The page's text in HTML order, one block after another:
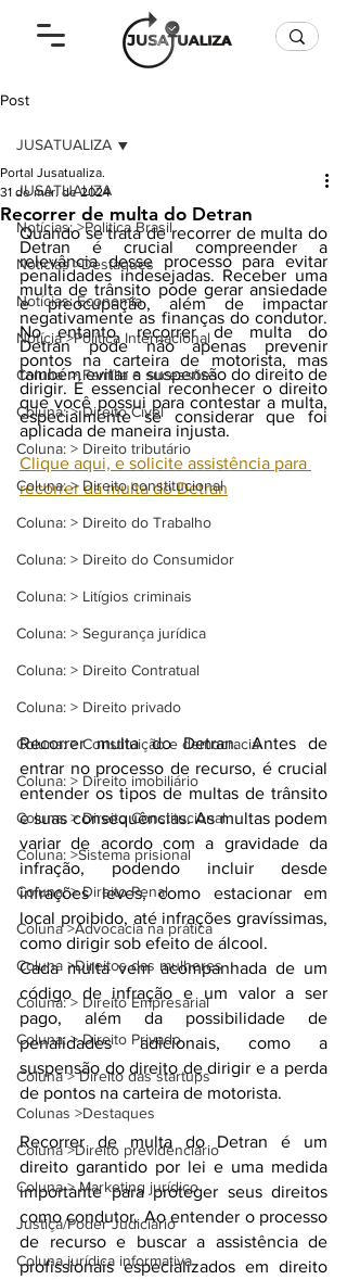
Post
JUSATUALIZA
Notícias: >Politica Brasil
Notícias >Destaques
Notícias: Economia
Notícia >Política Internacional
Coluna: > Família e sucessões
Coluna: > Direito Cível
Coluna: > Direito tributário
Coluna: > Direito constitucional
Coluna: > Direito do Trabalho
Coluna: > Direito do Consumidor
Coluna: > Litígios criminais
Coluna: > Segurança jurídica
Coluna: > Direito Contratual
Coluna: > Direito privado
Coluna: > Constituição e democracia
Coluna: > Direito imobiliário
Coluna: > Direito Constitucional
Coluna: >Sistema prisional
Coluna: > Direito Penal
Coluna >Advocacia na prática
Coluna >Direitos das mulheres
Coluna: > Direito Empresarial
Coluna: > Direito Privado
Coluna > Direito das startups
Colunas >Destaques
Coluna >Direito previdênciário
Coluna > Marketing jurídico
Justiça/Poder Judiciário
Coluna jurídica informativa
JUSATUALIZA
Recorrer de multa do Detran
Portal Jusatualiza.
31 de mar. de 2024
Quando se trata de recorrer de multa do
Detran é crucial compreender a
relevância desse processo para evitar
penalidades indesejadas. Receber uma
multa de trânsito pode gerar ansiedade
e preocupação, além de impactar
negativamente as finanças do condutor.
No entanto, recorrer de multa do
Detran pode não apenas prevenir
pontos na carteira de motorista, mas
também evitar a suspensão do direito de
dirigir. É essencial reconhecer o direito
que você possui para contestar a multa,
especialmente se considerar que foi
aplicada de maneira injusta.
Clique aqui, e solicite assistência para
recorrer da multa do Detran
Recorrer multa do Detran. Antes de
entrar no processo de recurso, é crucial
entender os tipos de multas de trânsito
e suas consequências. As multas podem
variar de acordo com a gravidade da
infração, podendo incluir desde
infrações leves, como estacionar em
local proibido, até infrações gravíssimas,
como dirigir sob efeito de álcool.
Cada multa vem acompanhada de um
código de infração e um valor a ser
pago, além da possibilidade de
penalidades adicionais, como a
suspensão do direito de dirigir e a perda
de pontos na carteira de motorista.
Recorrer de multa do Detran é um
direito garantido por lei e uma medida
importante para proteger seus direitos
como condutor. Ao entender o processo
de recurso e buscar a assistência de
profissionais especializados em direito